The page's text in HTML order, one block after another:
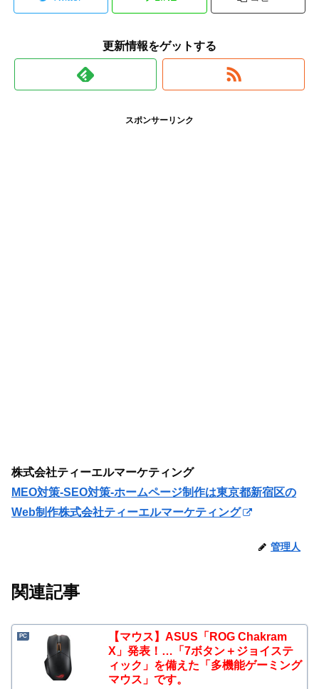
更新情報をゲットする
スポンサーリンク
株式会社ティーエルマーケティング
MEO対策-SEO対策-ホームページ制作は東京都新宿区の
Web制作株式会社ティーエルマーケティング
管理人
関連記事
PC
【マウス】ASUS「ROG Chakram
X」発表！…「7ボタン＋ジョイステ
ィック」を備えた「多機能ゲーミング
マウス」です。